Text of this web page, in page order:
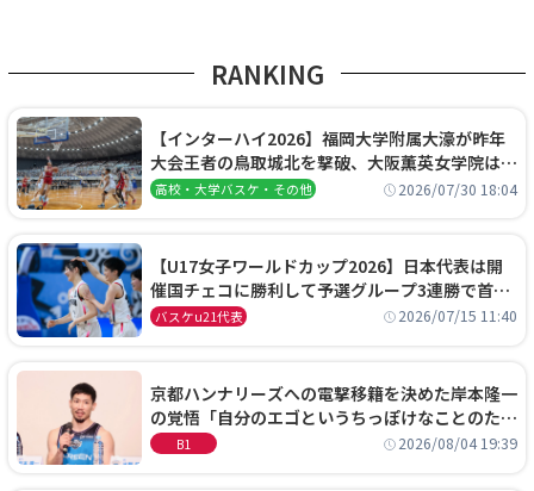
RANKING
【インターハイ2026】福岡大学附属大濠が昨年
大会王者の鳥取城北を撃破、大阪薫英女学院は岐
阜女子に完勝、大会3日目試合結果
高校・大学バスケ・その他 2026/07/30 18:04
【U17女子ワールドカップ2026】日本代表は開
催国チェコに勝利して予選グループ3連勝で首位
通過！準々決勝の相手はエジプトに決定
バスケu21代表 2026/07/15 11:40
京都ハンナリーズへの電撃移籍を決めた岸本隆一
の覚悟「自分のエゴというちっぽけなことのため
に、京都に来たわけではない」
B1 2026/08/04 19:39